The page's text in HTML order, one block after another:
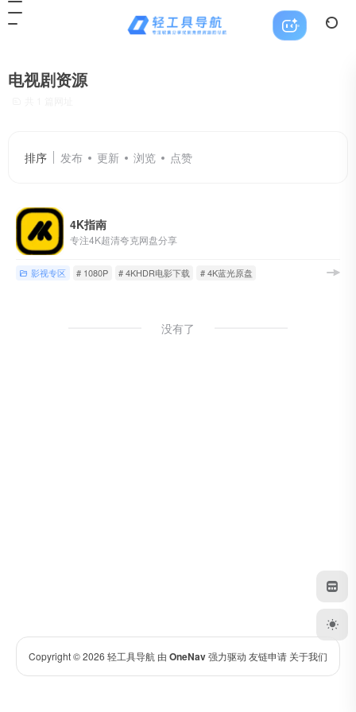
电视剧资源
排序 发布 更新 浏览 点赞
4K指南
专注4K超清夸克网盘分享
影视专区 # 1080P # 4KHDR电影下载 # 4K蓝光原盘
没有了
Copyright © 2026 轻工具导航 由 OneNav强力驱动 友链申请 关于我们